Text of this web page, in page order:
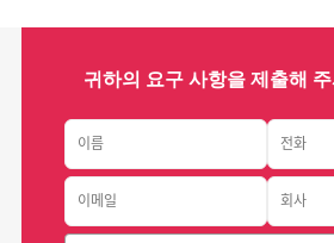
귀하의 요구 사항을 제출해 주